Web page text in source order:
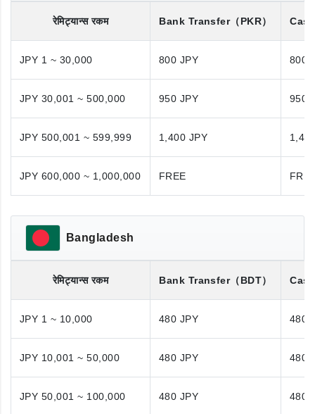
रेमिट्यान्स रकम Bank Transfer（PKR）
JPY 1 ~ 30,000 800 JPY 800
JPY 30,001 ~ 500,000 950 JPY 950
JPY 500,001 ~ 599,999 1,400 JPY
JPY 600,000 ~ 1,000,000 FREE
Bangladesh
रेमिट्यान्स रकम Bank Transfer（BDT）
JPY 1 ~ 10,000 480 JPY 480
JPY 10,001 ~ 50,000 480 JPY 480
JPY 50,001 ~ 100,000 480 JPY 480